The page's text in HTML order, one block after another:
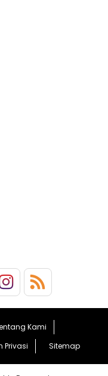
Kami
Privasi Sitemap